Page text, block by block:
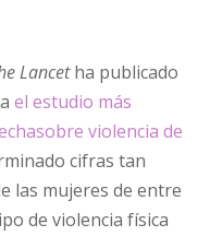
Lancetha publicado
el estudio más
violencia de
cifras tan
las mujeres de entre
de violencia física